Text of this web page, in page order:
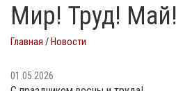
Мир! Труд! Май!
Главная / Новости
01.05.2026